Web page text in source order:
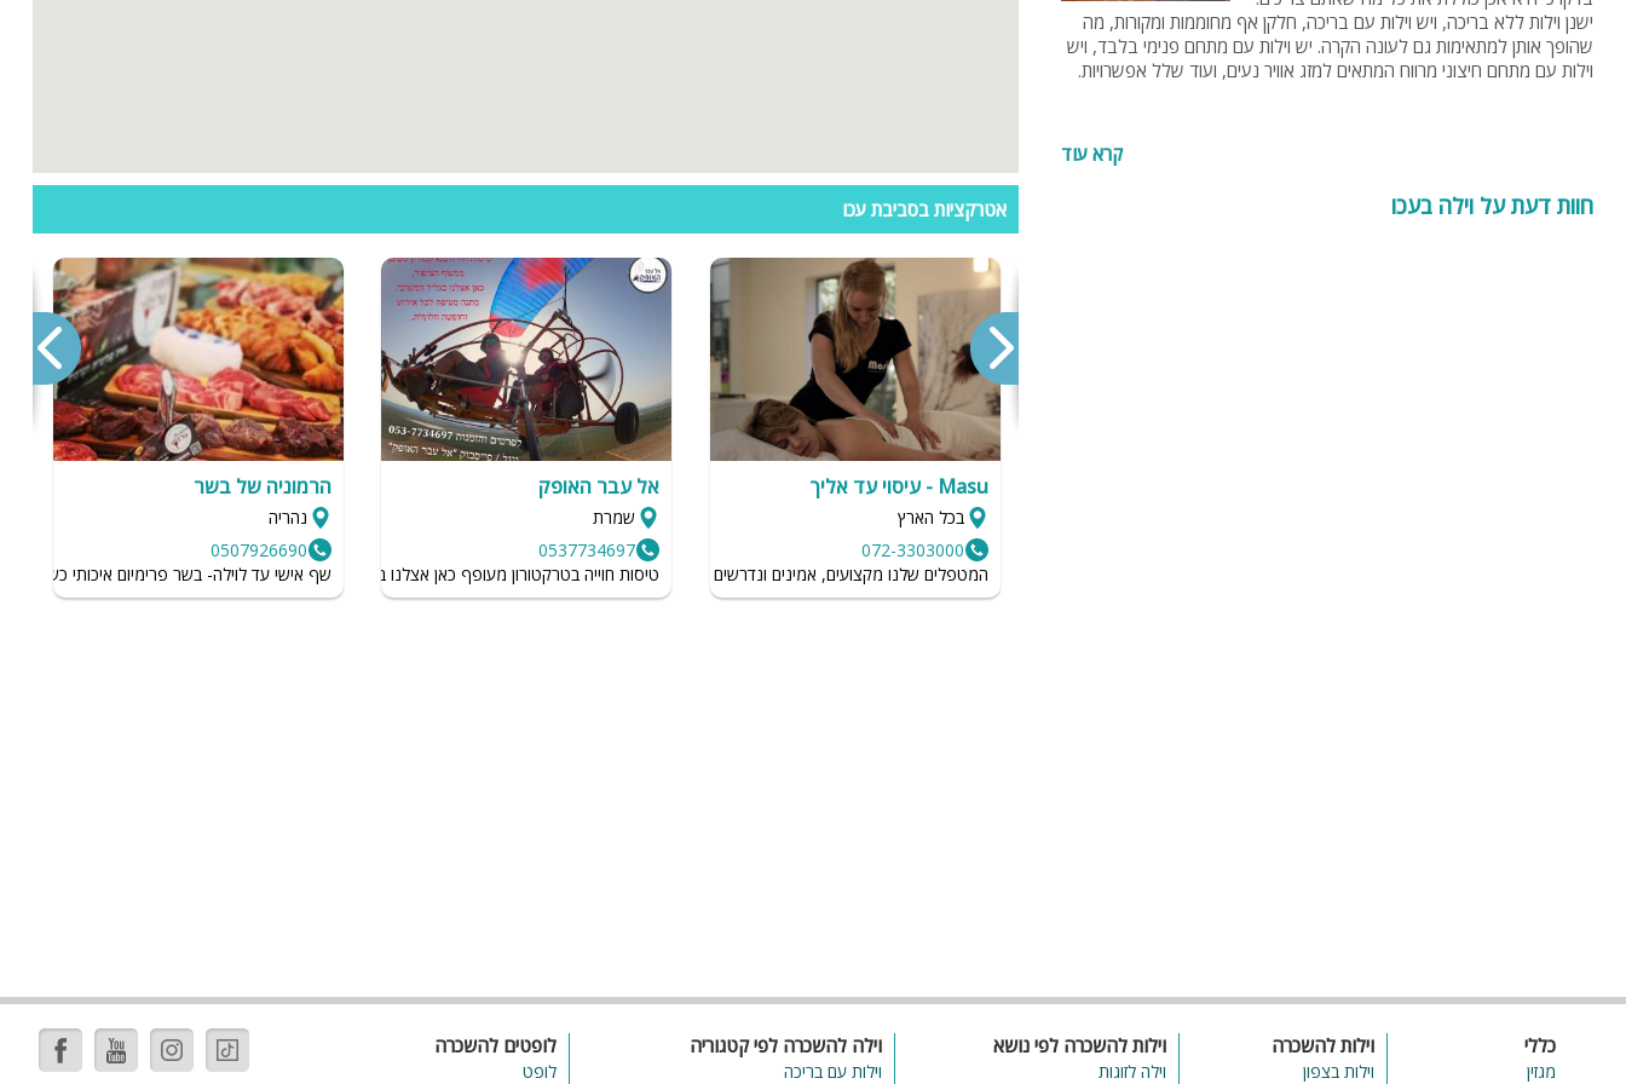
hot
בזול
בתי נופש
שולחן פול
הוקי אוויר
חדר קולנוע
שף
ספא
ישנן וילות ללא בריכה, ויש וילות עם בריכה, חלקן אף מחוממות ומקורות, מה
שהופך אותן למתאימות גם לעונה הקרה. יש וילות עם מתחם פנימי בלבד, ויש
וילות עם מתחם חיצוני מרווח המתאים למזג אוויר נעים, ועוד שלל אפשרויות.
קרא עוד
חוות דעת על וילה בעכו אטרקציות בסביבת עכו
Masu - עיסוי עד אליך
בכל הארץ
072-3303000
המטפלים שלנו מקצועים, אמינים ונדרשים לשמור על רמת הגיינה גבוהה
אל עבר האופק
שמרת
0537734697
טיסות חוייה בטרקטורון מעופף כאן אצלנו בגליל המערבי
הרמוניה של בשר
נהריה
0507926690
שף אישי עד לוילה- בשר פרימיום איכותי כשר
כללי
מגזין
וילות להשכרה
וילות בצפון
וילות להשכרה לפי נושא
וילה לזוגות
וילה להשכרה לפי קטגוריה
וילות עם בריכה
לופטים להשכרה
לופט